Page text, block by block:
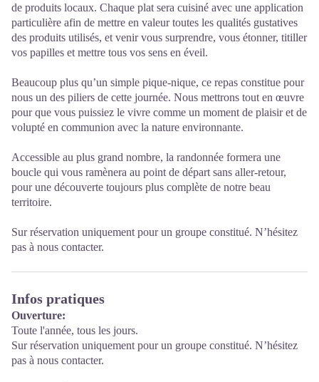
de produits locaux. Chaque plat sera cuisiné avec une application
particulière afin de mettre en valeur toutes les qualités gustatives
des produits utilisés, et venir vous surprendre, vous étonner, titiller
vos papilles et mettre tous vos sens en éveil.
Beaucoup plus qu’un simple pique-nique, ce repas constitue pour
nous un des piliers de cette journée. Nous mettrons tout en œuvre
pour que vous puissiez le vivre comme un moment de plaisir et de
volupté en communion avec la nature environnante.
Accessible au plus grand nombre, la randonnée formera une
boucle qui vous ramènera au point de départ sans aller-retour,
pour une découverte toujours plus complète de notre beau
territoire.
Sur réservation uniquement pour un groupe constitué. N’hésitez
pas à nous contacter.
Infos pratiques
Ouverture:
Toute l'année, tous les jours.
Sur réservation uniquement pour un groupe constitué. N’hésitez
pas à nous contacter.